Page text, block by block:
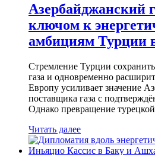
Азербайджанский
ключом к
амбициям Турции
Стремление Турции
газа и одновременно
Европу усиливает значение
поставщика газа с
Однако превращение
Читать далее